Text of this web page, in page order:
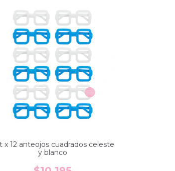
x 12 anteojos cuadrados celeste
y blanco